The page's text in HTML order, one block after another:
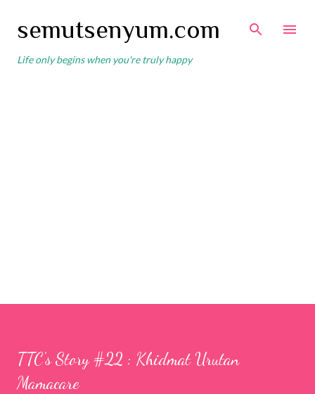
semutsenyum.com
Life only begins when you're truly happy
TTC's Story #22 : Khidmat Urutan
Mamacare